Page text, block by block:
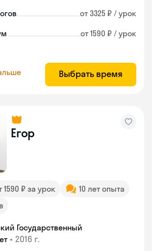
от 3325 ₽ / урок
от 1590 ₽ / урок
Выбрать время
Егор
1590 ₽ за урок
10 лет опыта
Государственный
• 2016 г.